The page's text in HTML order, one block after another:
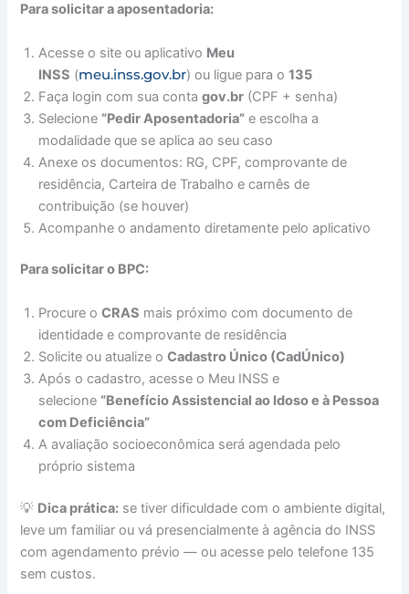
Para solicitar a aposentadoria:
Acesse o site ou aplicativo Meu
INSS (meu.inss.gov.br) ou ligue para o135
Faça login com sua contagov.br (CPF + senha)
Selecione “Pedir Aposentadoria” e escolha a
modalidade que se aplica ao seu caso
Anexe os documentos: RG, CPF, comprovante de
residência, Carteira de Trabalho e carnês de
contribuição (se houver)
Acompanhe o andamento diretamente pelo aplicativo
Para solicitar o BPC:
Procure oCRAS mais próximo com documento de
identidade e comprovante de residência
Solicite ou atualize oCadastro Único (CadÚnico)
Após o cadastro, acesse o Meu INSS e
selecione “Benefício Assistencial ao Idoso e à Pessoa
com Deficiência”
A avaliação socioeconômica será agendada pelo
próprio sistema
💡 Dica prática: se tiver dificuldade com o ambiente digital,
leve um familiar ou vá presencialmente à agência do INSS
com agendamento prévio — ou acesse pelo telefone 135
sem custos.